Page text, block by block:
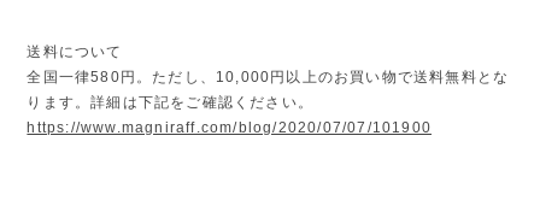
送料について
全国一律580円。ただし、10,000円以上のお買い物で送料無料とな
ります。詳細は下記をご確認ください。
https://www.magniraff.com/blog/2020/07/07/101900